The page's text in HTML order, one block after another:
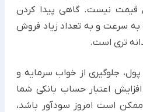
قیمت نیست. گاهی پیدا کردن
به سرعت و به تعداد زیاد فروش
تری است.
جلوگیری از خواب سرمایه و
افزایش اعتبار حساب بانکی شما
است امروز سودآور باشد،